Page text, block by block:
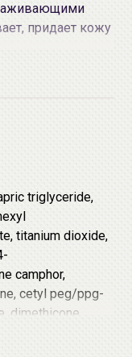
придает кожу
Коллаген
самых
создает
пленку,
уровень
упругой
несколько
не
triglyceride,
titanium dioxide,
camphor,
cetyl peg/ppg-
dimethicone,